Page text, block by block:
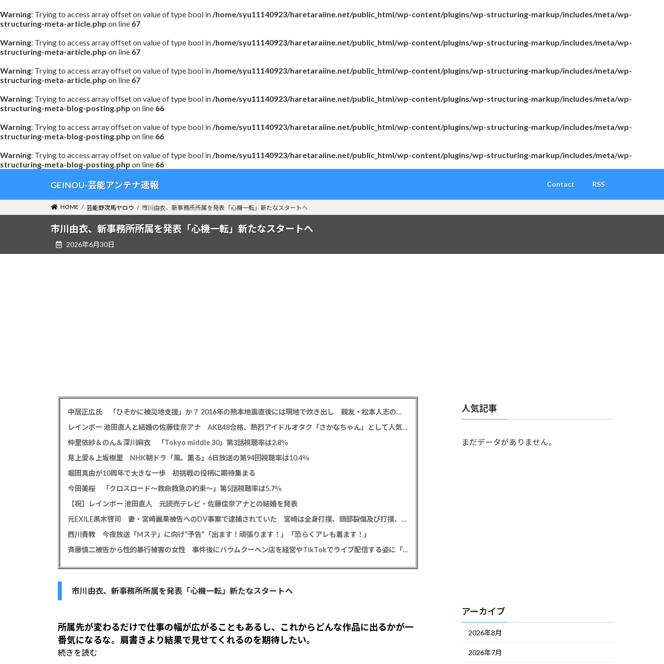
Warning: Trying to access array offset on value of type bool in/home/syu11140923/haretaraiine.net/public_html/wp-content/plugins/wp-structuring-markup/includes/meta/wp-
structuring-meta-article.php on line 67
Warning: Trying to access array offset on value of type bool in/home/syu11140923/haretaraiine.net/public_html/wp-content/plugins/wp-structuring-markup/includes/meta/wp-
structuring-meta-article.php on line 67
Warning: Trying to access array offset on value of type bool in/home/syu11140923/haretaraiine.net/public_html/wp-content/plugins/wp-structuring-markup/includes/meta/wp-
structuring-meta-article.php on line 67
Warning: Trying to access array offset on value of type bool in/home/syu11140923/haretaraiine.net/public_html/wp-content/plugins/wp-structuring-markup/includes/meta/wp-
structuring-meta-blog-posting.php on line 66
Warning: Trying to access array offset on value of type bool in/home/syu11140923/haretaraiine.net/public_html/wp-content/plugins/wp-structuring-markup/includes/meta/wp-
structuring-meta-blog-posting.php on line 66
Warning: Trying to access array offset on value of type bool in/home/syu11140923/haretaraiine.net/public_html/wp-content/plugins/wp-structuring-markup/includes/meta/wp-
structuring-meta-blog-posting.php on line 66
テ
ゲ
GEINOU-芸能アンテナ速報 Contact RSS
HOME 芸能野次馬ヤロウ 市川由衣、新事務所所属を発表「心機一転」新たなスタートへ
市川由衣、新事務所所属を発表「心機一転」新たなスタートへ
2026年6月30日
中居正広氏 「ひそかに被災地支援」か？ 2016年の熊本地震直後には現地で炊き出し 親友・松本人志の闘病に心を痛め、頻繁に連絡も
レインボー 池田直人と結婚の佐藤佳奈アナ AKB48合格、熱烈アイドルオタク「さかなちゃん」として人気に、7月末に読売テレビ退社
仲里依紗＆のん＆深川麻衣 「Tokyo middle 30」第3話視聴率は2.8％
見上愛＆上坂樹里 NHK朝ドラ「風、薫る」6日放送の第94回視聴率は10.4％
堀田真由が10周年で大きな一歩 初挑戦の役柄に期待集まる
今田美桜 「クロスロード～救命救急の約束～」第5話視聴率は5.7％
【祝】レインボー 池田直人 元読売テレビ・佐藤佳奈アナとの結婚を発表
元EXILE黒木啓司 妻・宮崎麗果被告へのDV事案で逮捕されていた 宮崎は全身打撲、頭部裂傷及び打撲、頸部損傷の怪我
西川貴教 今夜放送「Mステ」に向け“予告”「出ます！頑張ります！」「恐らくアレも着ます！」
斉藤慎二被告から性的暴行被害の女性 事件後にバウムクーヘン店を経営やTikTokでライブ配信する姿に「言葉にできない悔しさと怒り」
市川由衣、新事務所所属を発表「心機一転」新たなスタートへ
所属先が変わるだけで仕事の幅が広がることもあるし、これからどんな作品に出るかが一
番気になるな。肩書きより結果で見せてくれるのを期待したい。
続きを読む
人気記事
まだデータがありません。
アーカイブ
2026年8月
2026年7月